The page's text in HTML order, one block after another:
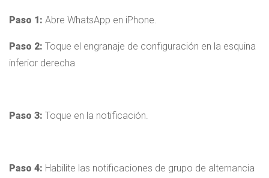
Paso 1: Abre WhatsApp en iPhone.
Paso 2: Toque el engranaje de configuración en la esquina
inferior derecha
Paso 3: Toque en la notificación.
Paso 4: Habilite las notificaciones de grupo de alternancia